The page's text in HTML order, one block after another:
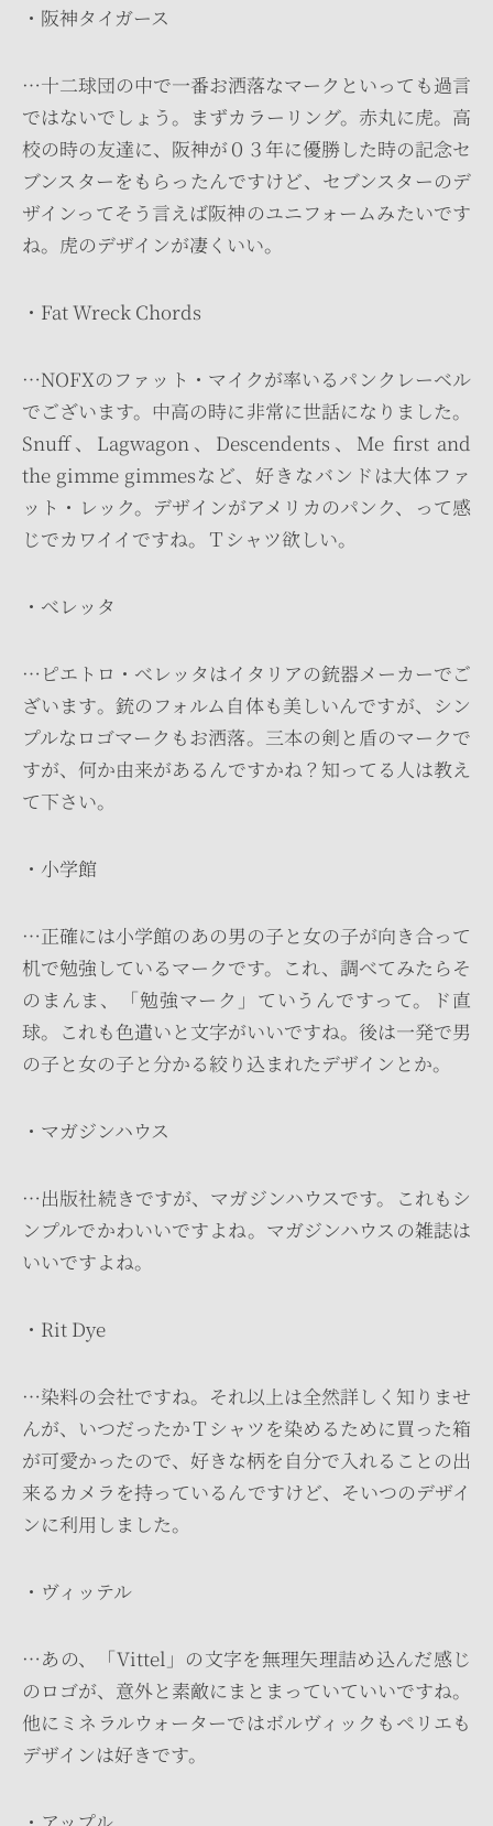
・阪神タイガース
…十二球団の中で一番お洒落なマークといっても過言
ではないでしょう。まずカラーリング。赤丸に虎。高
校の時の友達に、阪神が０３年に優勝した時の記念セ
ブンスターをもらったんですけど、セブンスターのデ
ザインってそう言えば阪神のユニフォームみたいです
ね。虎のデザインが凄くいい。
・Fat Wreck Chords
…NOFXのファット・マイクが率いるパンクレーベル
でございます。中高の時に非常に世話になりました。
Snuff、Lagwagon、Descendents、Me first and
the gimme gimmesなど、好きなバンドは大体ファ
ット・レック。デザインがアメリカのパンク、って感
じでカワイイですね。Ｔシャツ欲しい。
・べレッタ
…ピエトロ・べレッタはイタリアの銃器メーカーでご
ざいます。銃のフォルム自体も美しいんですが、シン
プルなロゴマークもお洒落。三本の剣と盾のマークで
すが、何か由来があるんですかね？知ってる人は教え
て下さい。
・小学館
…正確には小学館のあの男の子と女の子が向き合って
机で勉強しているマークです。これ、調べてみたらそ
のまんま、「勉強マーク」ていうんですって。ド直
球。これも色遣いと文字がいいですね。後は一発で男
の子と女の子と分かる絞り込まれたデザインとか。
・マガジンハウス
…出版社続きですが、マガジンハウスです。これもシ
ンプルでかわいいですよね。マガジンハウスの雑誌は
いいですよね。
・Rit Dye
…染料の会社ですね。それ以上は全然詳しく知りませ
んが、いつだったかＴシャツを染めるために買った箱
が可愛かったので、好きな柄を自分で入れることの出
来るカメラを持っているんですけど、そいつのデザイ
ンに利用しました。
・ヴィッテル
…あの、「Vittel」の文字を無理矢理詰め込んだ感じ
のロゴが、意外と素敵にまとまっていていいですね。
他にミネラルウォーターではボルヴィックもペリエも
デザインは好きです。